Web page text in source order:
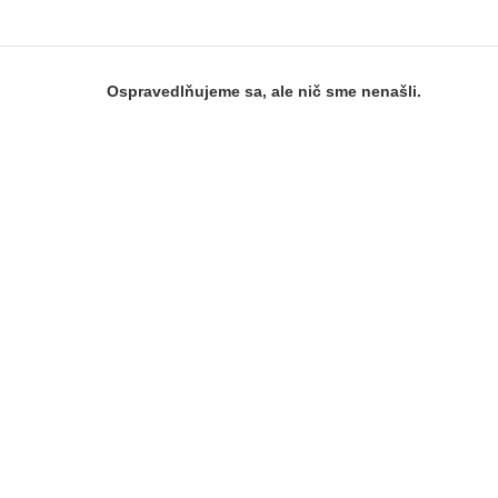
Ospravedlňujeme sa, ale nič sme nenašli.